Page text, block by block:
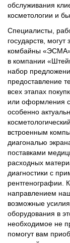
обслуживания
косметологии и
Специалисты,
государств, могут
комбайны «ЭСМА»
в компании
набор
предоставление
всех этапах
или оформления
особенно
встроенным
диагональю
поставками
расходных
диагностики с
рентгенографии.
направлением
возможные
оборудования в
необходимое не
помогут вам